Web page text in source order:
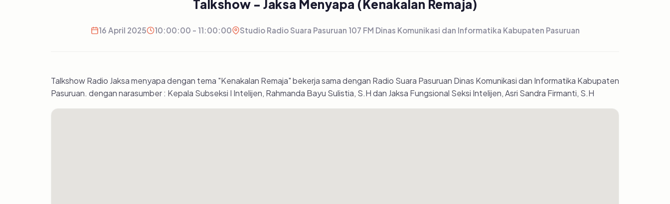
Talkshow - Jaksa Menyapa (Kenakalan Remaja)
16 April 2025 10:00:00 - 11:00:00 Studio Radio Suara Pasuruan 107 FM Dinas Komunikasi dan Informatika Kabupaten Pasuruan
Talkshow Radio Jaksa menyapa dengan tema "Kenakalan Remaja" bekerja sama dengan Radio Suara Pasuruan Dinas Komunikasi dan Informatika Kabupaten
Pasuruan. dengan narasumber : Kepala Subseksi I Intelijen, Rahmanda Bayu Sulistia, S.H dan Jaksa Fungsional Seksi Intelijen, Asri Sandra Firmanti, S.H